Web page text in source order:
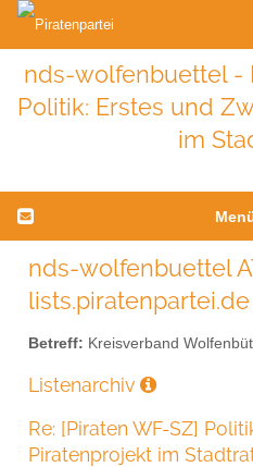
nds-wolfenbuettel -
Politik: Erstes und
im
nds-wolfenbuettel
lists.piratenpartei.de
Betreff: Kreisverband
Listenarchiv
Re: [Piraten WF-SZ]
Piratenprojekt im